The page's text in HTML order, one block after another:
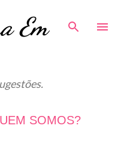
principal
Em
SOMOS?